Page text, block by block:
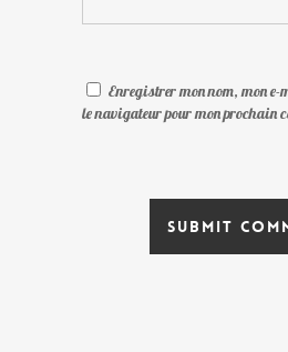
Enregistrer mon nom, mon
le navigateur pour mon prochain